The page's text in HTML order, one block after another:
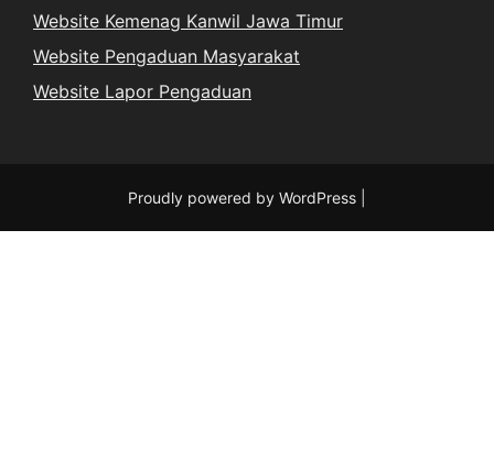
Website Kemenag Kanwil Jawa Timur
Website Pengaduan Masyarakat
Website Lapor Pengaduan
Proudly powered by WordPress